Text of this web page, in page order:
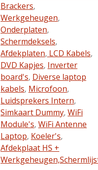
Brackers,
Werkgeheugen,
Onderplaten,
Schermdeksels,
Afdekplaten, LCD Kabels,
DVD Kapjes, Inverter
board's, Diverse laptop
kabels, Microfoon,
Luidsprekers Intern,
Simkaart Dummy, WiFi
Module's, WiFi Antenne
Laptop, Koeler's,
Afdekplaat HS +
Werkgeheugen,